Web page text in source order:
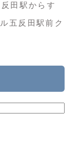
田駅からす
五反田駅前ク